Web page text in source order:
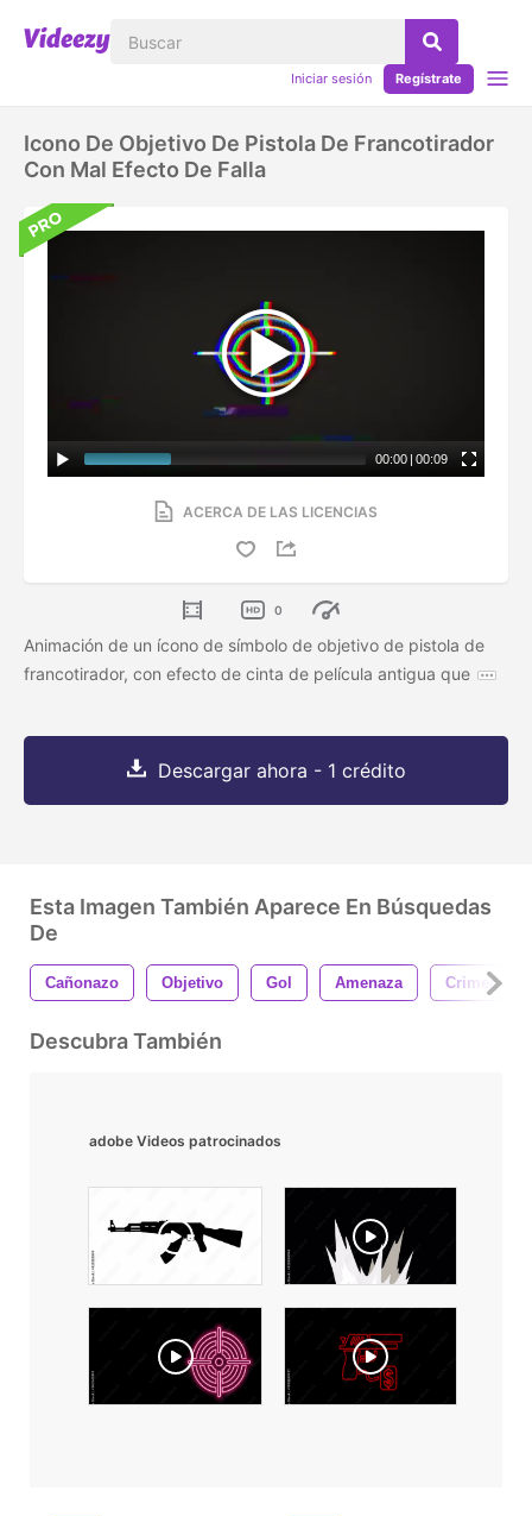
Iniciar sesión Regístrate
Icono De Objetivo De Pistola De Francotirador
Con Mal Efecto De Falla
00:00 | 00:09
ACERCA DE LAS LICENCIAS
0
Animación de un ícono de símbolo de objetivo de pistola de
francotirador, con efecto de cinta de película antigua que
Descargar ahora - 1 crédito
Esta Imagen También Aparece En Búsquedas
De
Cañonazo Objetivo Gol Amenaza Crimen
Descubra También
adobe Videos patrocinados